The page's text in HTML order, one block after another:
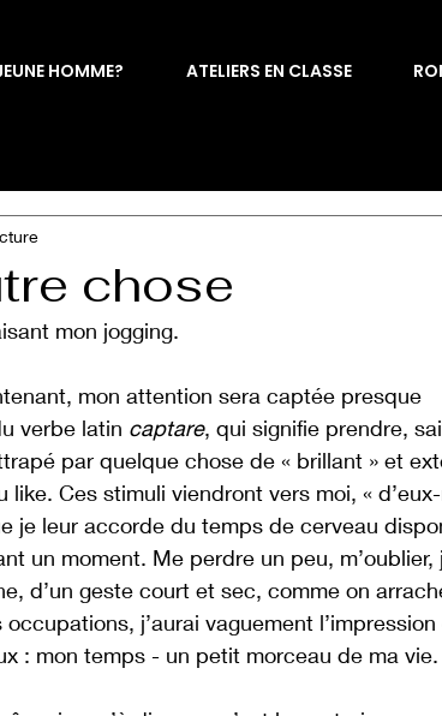
HOMME? ATELIERS EN CLASSE
chose
mon jogging.
mon attention sera captée presque
verbe latin captare, qui signifie prendre,
par quelque chose de « brillant » et
Ces stimuli viendront vers moi, «
je leur accorde du temps de cerveau
un moment. Me perdre un peu, m’oublier,
d’un geste court et sec, comme on
j’aurai vaguement l’impression
: mon temps - un petit morceau de ma vie.